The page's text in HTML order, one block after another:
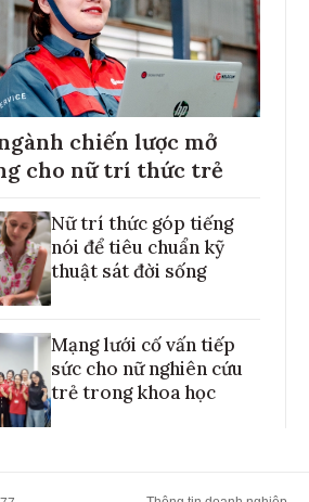
chiến lược mở
cho nữ trí thức trẻ
Nữ trí thức góp tiếng
nói để tiêu chuẩn kỹ
thuật sát đời sống
Mạng lưới cố vấn tiếp
sức cho nữ nghiên cứu
trẻ trong khoa học